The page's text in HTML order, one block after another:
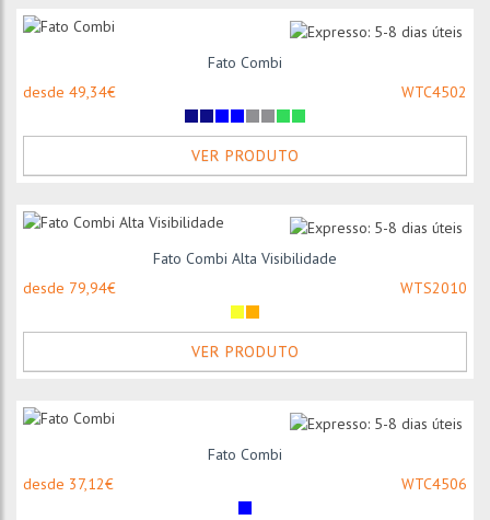
Fato Combi
desde 49,34€
WTC4502
VER PRODUTO
Fato Combi Alta Visibilidade
desde 79,94€
WTS2010
VER PRODUTO
Fato Combi
desde 37,12€
WTC4506